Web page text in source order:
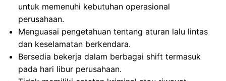
untuk memenuhi kebutuhan operasional
perusahaan.
Menguasai pengetahuan tentang aturan lalu lintas
dan keselamatan berkendara.
Bersedia bekerja dalam berbagai shift termasuk
pada hari libur perusahaan.